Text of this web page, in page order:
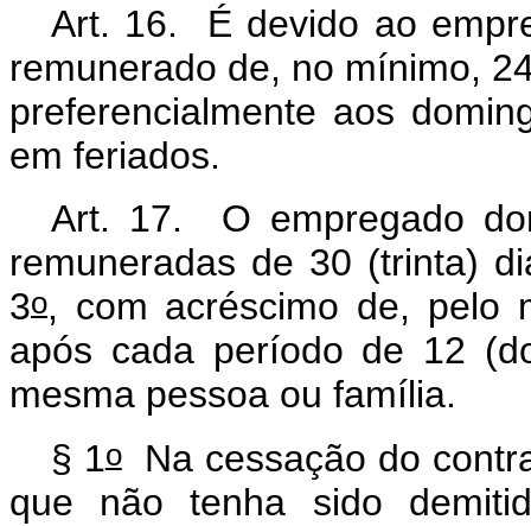
Art. 16.
É devido ao
remunerado de, no mínimo,
preferencialmente aos
em feriados.
Art. 17. O empregado
remuneradas de 30 (trinta)
3o, com acréscimo de, pelo
após cada período de 12
mesma pessoa ou família.
§ 1oNa cessação do
que não tenha sido